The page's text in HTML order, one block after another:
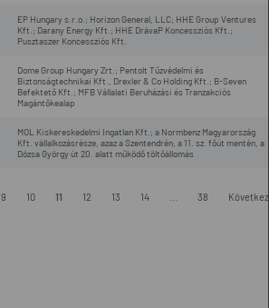
EP Hungary s.r.o.; Horizon General, LLC; HHE Group Ventures
Kft.; Darany Energy Kft.; HHE DrávaP Koncessziós Kft.;
Pusztaszer Koncessziós Kft.
Dome Group Hungary Zrt.; Pentolt Tűzvédelmi és
Biztonságtechnikai Kft., Drexler & Co Holding Kft.; B-Seven
Befektető Kft.; MFB Vállalati Beruházási és Tranzakciós
Magántőkealap
MOL Kiskereskedelmi Ingatlan Kft.; a Normbenz Magyarország
Kft. vállalkozásrésze, azaz a Szentendrén, a 11. sz. főút mentén, a
Dózsa György út 20. alatt működő töltőállomás
9 10 11 12 13 14 38